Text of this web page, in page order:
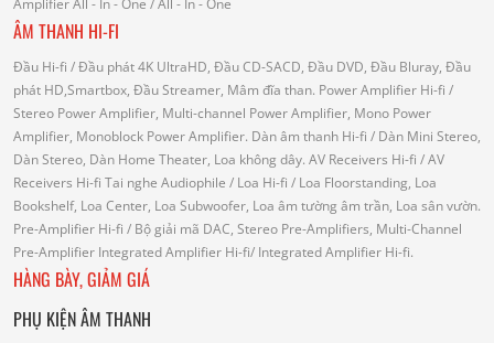
ÂM THANH HI-FI
Đầu Hi-fi / Đầu phát 4K UltraHD, Đầu CD-SACD, Đầu DVD, Đầu Bluray, Đầu
phát HD,Smartbox, Đầu Streamer, Mâm đĩa than. Power Amplifier Hi-fi /
Stereo Power Amplifier, Multi-channel Power Amplifier, Mono Power
Amplifier, Monoblock Power Amplifier. Dàn âm thanh Hi-fi / Dàn Mini Stereo,
Dàn Stereo, Dàn Home Theater, Loa không dây. AV Receivers Hi-fi / AV
Receivers Hi-fi Tai nghe Audiophile / Loa Hi-fi / Loa Floorstanding, Loa
Bookshelf, Loa Center, Loa Subwoofer, Loa âm tường âm trần, Loa sân vườn.
Pre-Amplifier Hi-fi / Bộ giải mã DAC, Stereo Pre-Amplifiers, Multi-Channel
Pre-Amplifier Integrated Amplifier Hi-fi/ Integrated Amplifier Hi-fi.
HÀNG BÀY, GIẢM GIÁ
PHỤ KIỆN ÂM THANH